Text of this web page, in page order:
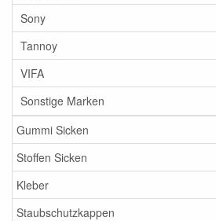
Sony
Tannoy
VIFA
Sonstige Marken
Gummi Sicken
Stoffen Sicken
Kleber
Staubschutzkappen